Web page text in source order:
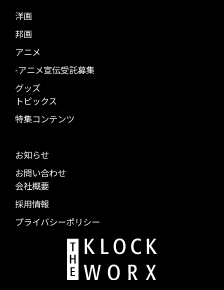
洋画
邦画
アニメ
-アニメ宣伝受託募集
グッズ
トピックス
特集コンテンツ
お知らせ
お問い合わせ
会社概要
採用情報
プライバシーポリシー